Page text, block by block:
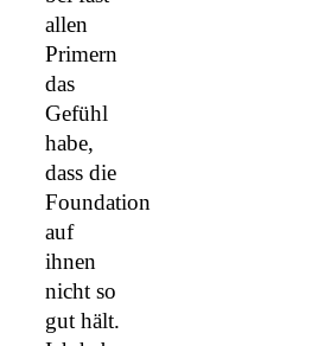
allen
Primern
das
Gefühl
habe,
dass die
Foundation
auf
ihnen
nicht so
gut hält.